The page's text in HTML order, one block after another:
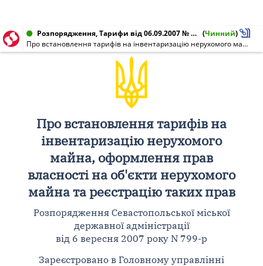
Розпорядження, Тарифи від 06.09.2007 № 799-р (Чинний)
Про встановлення тарифів на інвентаризацію нерухомого майна, оформлення прав власності на об'єкти нерухомого майна та реєстрацію таких прав
Про встановлення тарифів на
інвентаризацію нерухомого
майна, оформлення прав
власності на об'єкти нерухомого
майна та реєстрацію таких прав
Розпорядження Севастопольської міської
державної адміністрації
від 6 вересня 2007 року N 799-р
Зареєстровано в Головному управлінні